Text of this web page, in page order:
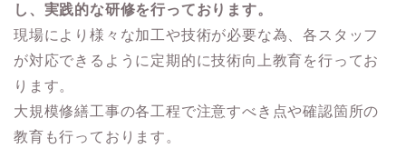
し、実践的な研修を行っております。
現場により様々な加工や技術が必要な為、各スタッフ
が対応できるように定期的に技術向上教育を行ってお
ります。
大規模修繕工事の各工程で注意すべき点や確認箇所の
教育も行っております。